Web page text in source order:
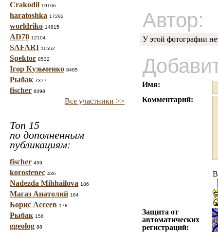
Crakodil 19166
haratoshka 17292
worldriko 14815
AD70 12104
SAFARI 11552
Spektor 8532
Ігор Кузьменко 8485
Рыбак 7377
fischer 6098
Все участники >>
Топ 15
по дополненным
публикациям:
fischer 459
korostenec 436
Nadezda Mihhailova 186
Магаз Анатолий 184
Борис Ассеев 178
Рыбак 156
ggeolog 88
Автор:
У этой фотографии
Имя:
Комментарий:
Защита от
автоматических
регистраций: